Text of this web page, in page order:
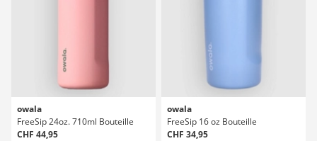
owala
FreeSip 24oz. 710ml Bouteille
CHF 44,95
owala
FreeSip 16 oz Bouteille
CHF 34,95